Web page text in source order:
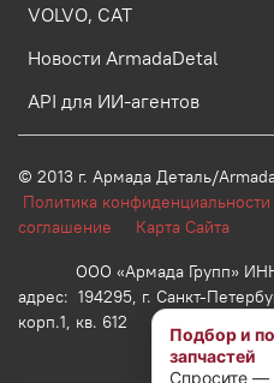
VOLVO, CAT
Новости ArmadaDetal
API для ИИ-агентов
© 2013 г. Армада Деталь/
Политика
соглашение Карта Сайта
ООО «Армада Групп» ИНН
адрес: 194295, г. Санкт-
корп.1, кв. 612
Подбор и
запчастей
Спросите —